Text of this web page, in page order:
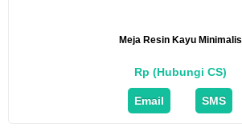
Meja Resin Kayu Minimalis
Rp (Hubungi CS)
Email SMS